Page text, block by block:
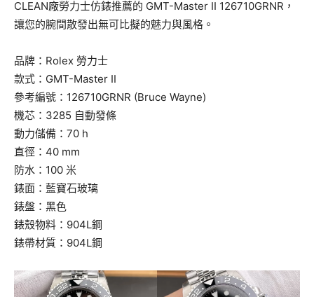
CLEAN廠勞力士仿錶推薦的 GMT-Master II 126710GRNR，
讓您的腕間散發出無可比擬的魅力與風格。
品牌：Rolex 勞力士
款式：GMT-Master II
參考編號：126710GRNR (Bruce Wayne)
機芯：3285 自動發條
動力儲備：70 h
直徑：40 mm
防水：100 米
錶面：藍寶石玻璃
錶盤：黑色
錶殼物料：904L鋼
錶帶材質：904L鋼